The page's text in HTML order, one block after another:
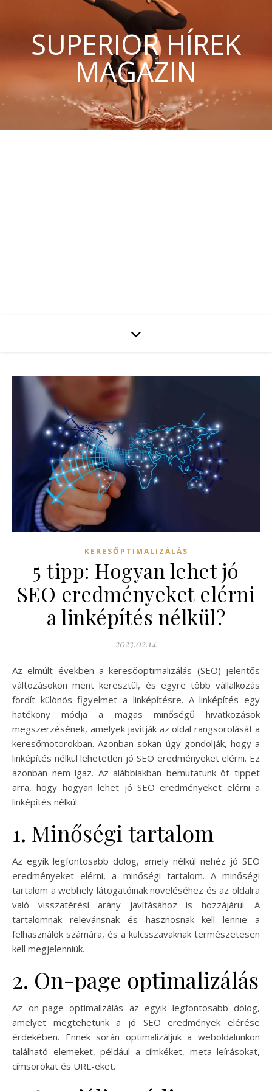
SUPERIOR HÍREK
MAGAZIN
KERESŐPTIMALIZÁLÁS
5 tipp: Hogyan lehet jó
SEO eredményeket elérni
a linképítés nélkül?
2023.02.14.
Az elmúlt években a keresőoptimalizálás (SEO) jelentős
változásokon ment keresztül, és egyre több vállalkozás
fordít különös figyelmet a linképítésre. A linképítés egy
hatékony módja a magas minőségű hivatkozások
megszerzésének, amelyek javítják az oldal rangsorolását a
keresőmotorokban. Azonban sokan úgy gondolják, hogy a
linképítés nélkül lehetetlen jó SEO eredményeket elérni. Ez
azonban nem igaz. Az alábbiakban bemutatunk öt tippet
arra, hogy hogyan lehet jó SEO eredményeket elérni a
linképítés nélkül.
1. Minőségi tartalom
Az egyik legfontosabb dolog, amely nélkül nehéz jó SEO
eredményeket elérni, a minőségi tartalom. A minőségi
tartalom a webhely látogatóinak növeléséhez és az oldalra
való visszatérési arány javításához is hozzájárul. A
tartalomnak relevánsnak és hasznosnak kell lennie a
felhasználók számára, és a kulcsszavaknak természetesen
kell megjelenniük.
2. On-page optimalizálás
Az on-page optimalizálás az egyik legfontosabb dolog,
amelyet megtehetünk a jó SEO eredmények elérése
érdekében. Ennek során optimalizáljuk a weboldalunkon
található elemeket, például a címkéket, meta leírásokat,
címsorokat és URL-eket.